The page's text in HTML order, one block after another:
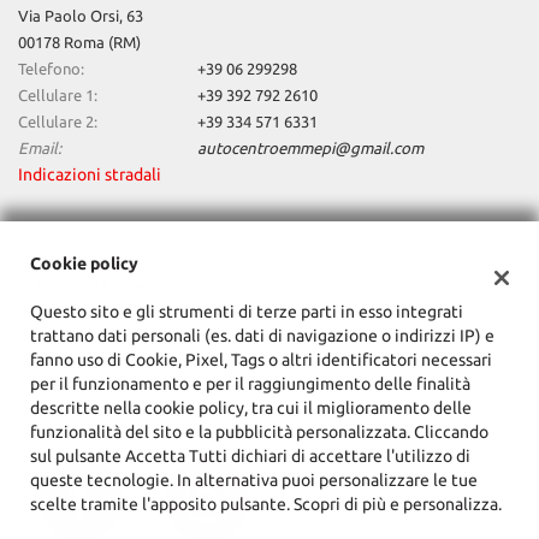
Via Paolo Orsi, 63
00178 Roma (RM)
Telefono:
+39 06 299298
Cellulare 1:
+39 392 792 2610
Cellulare 2:
+39 334 571 6331
Email:
autocentroemmepi@gmail.com
Indicazioni stradali
Dati fiscali:
Via Paolo Orsi, 63, Roma (RM)
C.F/P.IVA:15164031005
Registro delle imprese: RM
Cookie policy
Questo sito e gli strumenti di terze parti in esso integrati
trattano dati personali (es. dati di navigazione o indirizzi IP) e
fanno uso di Cookie, Pixel, Tags o altri identificatori necessari
per il funzionamento e per il raggiungimento delle finalità
descritte nella cookie policy, tra cui il miglioramento delle
funzionalità del sito e la pubblicità personalizzata. Cliccando
sul pulsante Accetta Tutti dichiari di accettare l'utilizzo di
queste tecnologie. In alternativa puoi personalizzare le tue
scelte tramite l'apposito pulsante. Scopri di più e personalizza.
questi
strumenti
di
tracciamento
si
rimanda
alla
policy.
rivedere
modificare
le
tue
scelte
in
qualsiasi
momento.